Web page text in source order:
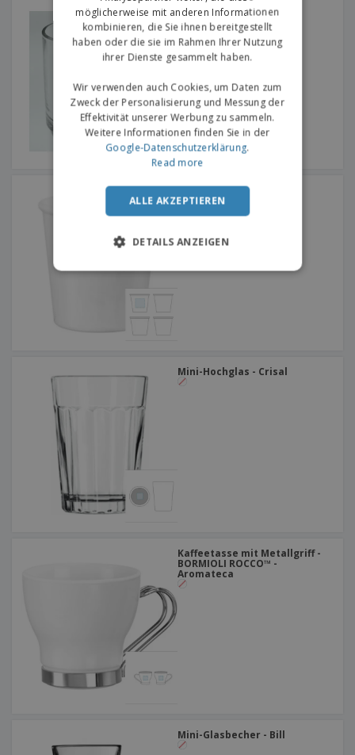
Glaskrug - Pub
Kaffeetasse aus Glas -
BORMIOLI ROCCO™ -
Mini-Hochglas - Crisal
Kaffeetasse mit Metallgriff -
BORMIOLI ROCCO™ -
Aromateca
Mini-Glasbecher - Bill
möglicherweise mit anderen Informationen
kombinieren, die Sie ihnen bereitgestellt
haben oder die sie im Rahmen Ihrer Nutzung
ihrer Dienste gesammelt haben.
Wir verwenden auch Cookies, um Daten zum
Zweck der Personalisierung und Messung der
Effektivität unserer Werbung zu sammeln.
Weitere Informationen finden Sie in der
Google-Datenschutzerklärung.
Read more
ALLE AKZEPTIEREN
DETAILS ANZEIGEN